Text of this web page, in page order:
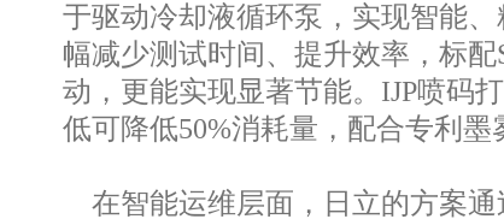
于驱动冷却液循环泵，实现智能
幅减少测试时间、提升效率，标
动，更能实现显著节能。IJP喷码
低可降低50%消耗量，配合专利
在智能运维层面，日立的方案通